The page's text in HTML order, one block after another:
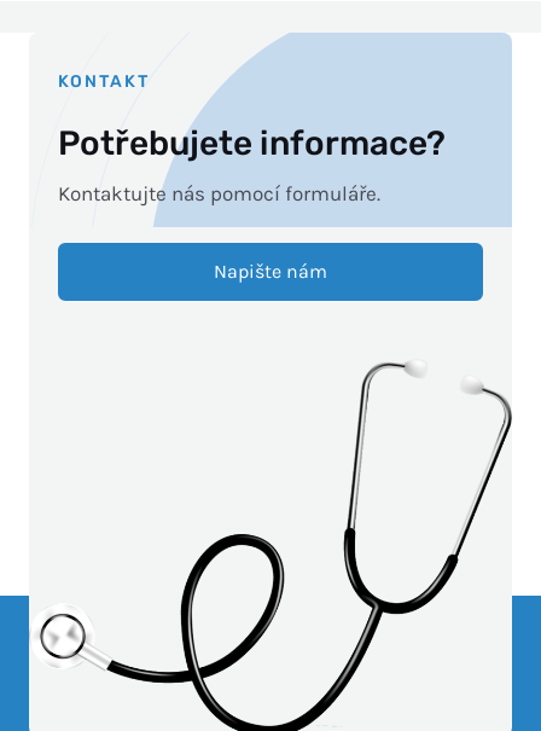
KONTAKT
Potřebujete informace?
Kontaktujte nás pomocí formuláře.
Napište nám